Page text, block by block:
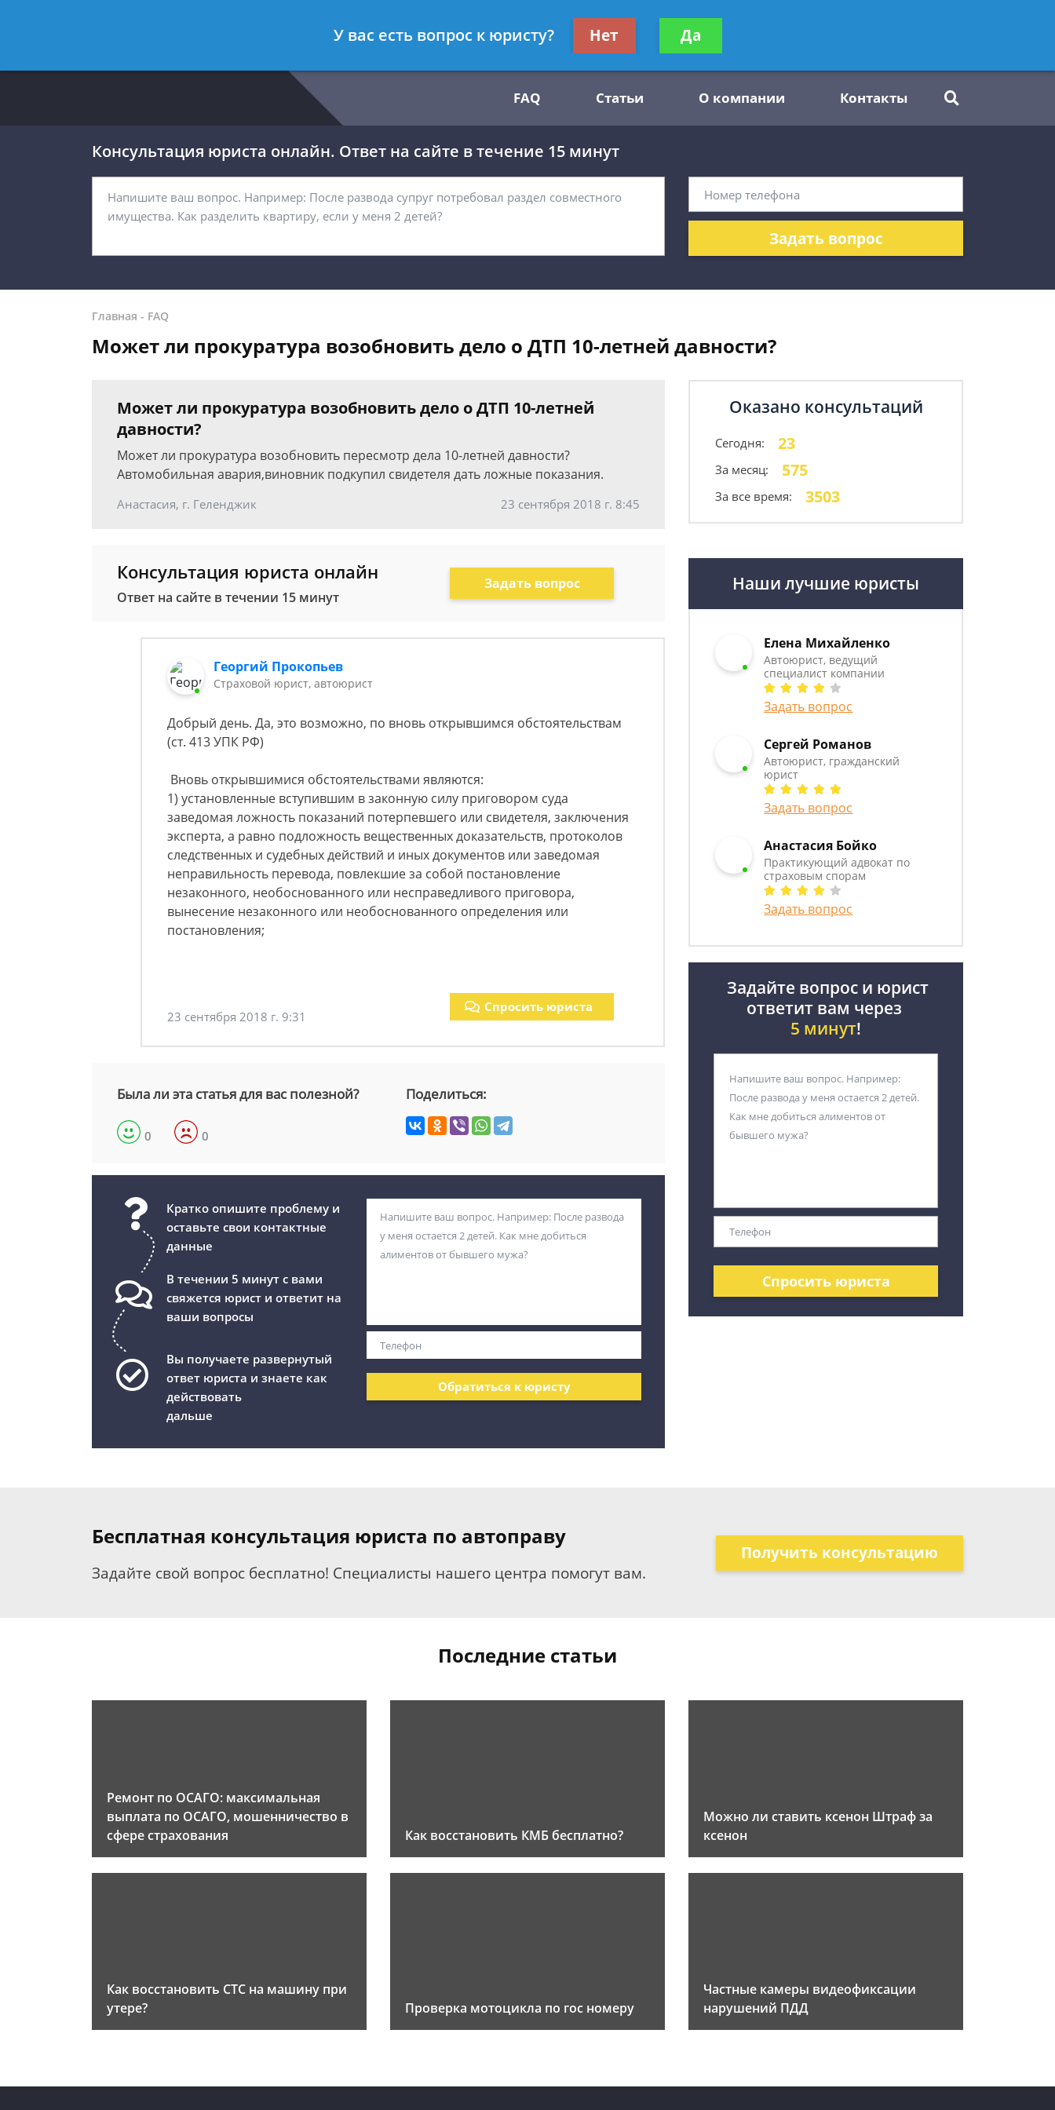
8 812 467-32-54
Получите консультацию
бесплатно
FAQ Статьи О компании Контакты
Консультация юриста онлайн. Ответ на сайте в течение 15 минут
Задать вопрос
Главная - FAQ
Может ли прокуратура возобновить дело о ДТП 10-летней давности?
Может ли прокуратура возобновить дело о ДТП 10-летней
давности?
Может ли прокуратура возобновить пересмотр дела 10-летней давности?
Автомобильная авария,виновник подкупил свидетеля дать ложные показания.
Анастасия, г. Геленджик 23 сентября 2018 г. 8:45
Консультация юриста онлайн
Ответ на сайте в течении 15 минут
Задать вопрос
Георгий Прокопьев
Страховой юрист, автоюрист
Добрый день. Да, это возможно, по вновь открывшимся обстоятельствам
(ст. 413 УПК РФ)
Вновь открывшимися обстоятельствами являются:
1) установленные вступившим в законную силу приговором суда
заведомая ложность показаний потерпевшего или свидетеля, заключения
эксперта, а равно подложность вещественных доказательств, протоколов
следственных и судебных действий и иных документов или заведомая
неправильность перевода, повлекшие за собой постановление
незаконного, необоснованного или несправедливого приговора,
вынесение незаконного или необоснованного определения или
постановления;
23 сентября 2018 г. 9:31
Спросить юриста
Была ли эта статья для вас полезной?
0 0
Поделиться:
Кратко опишите проблему и
оставьте свои контактные
данные
В течении 5 минут с вами
свяжется юрист и ответит на
ваши вопросы
Вы получаете развернутый
ответ юриста и знаете как
действовать
дальше
Обратиться к юристу
Оказано консультаций
Сегодня: 23
За месяц: 575
За все время: 3503
Наши лучшие юристы
Елена Михайленко
Автоюрист, ведущий
специалист компании
Задать вопрос
Сергей Романов
Автоюрист, гражданский
юрист
Задать вопрос
Анастасия Бойко
Практикующий адвокат по
страховым спорам
Задать вопрос
Задайте вопрос и юрист
ответит вам через
5 минут!
Спросить юриста
Бесплатная консультация юриста по автоправу
Задайте свой вопрос бесплатно! Специалисты нашего центра помогут вам.
Получить консультацию
Последние статьи
Ремонт по ОСАГО: максимальная
выплата по ОСАГО, мошенничество в
сфере страхования
Как восстановить КМБ бесплатно?
Можно ли ставить ксенон Штраф за
ксенон
Как восстановить СТС на машину при
утере?
Проверка мотоцикла по гос номеру
Частные камеры видеофиксации
нарушений ПДД
У вас есть вопрос к юристу? Нет Да